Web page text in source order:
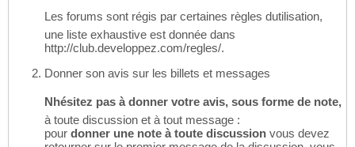
Les forums sont régis par certaines règles dutilisation,
une liste exhaustive est donnée dans
http://club.developpez.com/regles/.
Donner son avis sur les billets et messages
Nhésitez pas à donner votre avis, sous forme de note,
à toute discussion et à tout message :
pour donner une note à toute discussion vous devez